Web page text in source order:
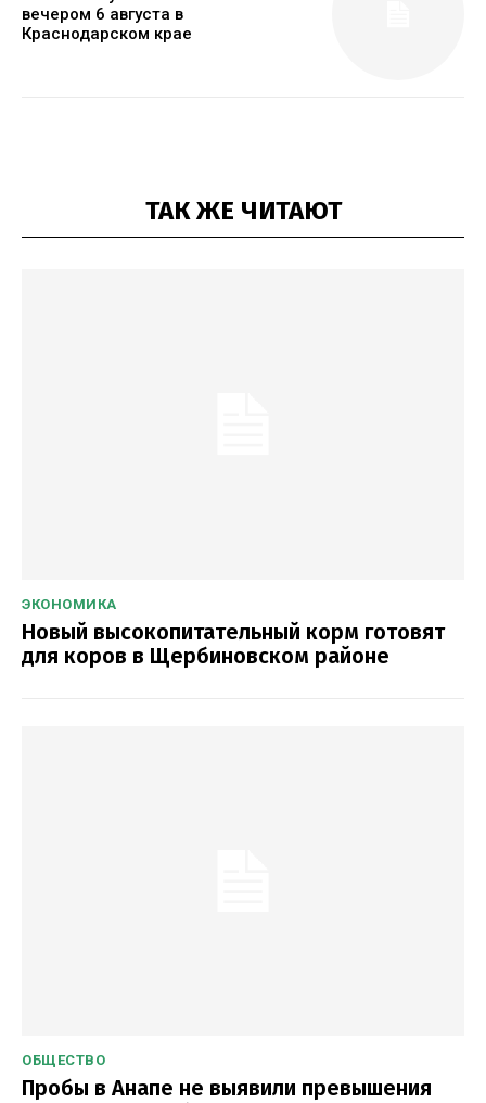
вечером 6 августа в
Краснодарском крае
ТАК ЖЕ ЧИТАЮТ
ЭКОНОМИКА
Новый высокопитательный корм готовят
для коров в Щербиновском районе
ОБЩЕСТВО
Пробы в Анапе не выявили превышения